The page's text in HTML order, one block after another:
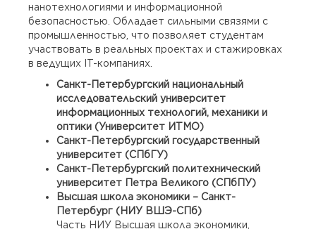
нанотехнологиями и информационной
безопасностью. Обладает сильными связями с
промышленностью, что позволяет студентам
участвовать в реальных проектах и стажировках
в ведущих IT-компаниях.
Санкт-Петербургский национальный
исследовательский университет
информационных технологий, механики и
оптики (Университет ИТМО)
Санкт-Петербургский государственный
университет (СПбГУ)
Санкт-Петербургский политехнический
университет Петра Великого (СПбПУ)
Высшая школа экономики – Санкт-
Петербург (НИУ ВШЭ-СПб)
Часть НИУ Высшая школа экономики,